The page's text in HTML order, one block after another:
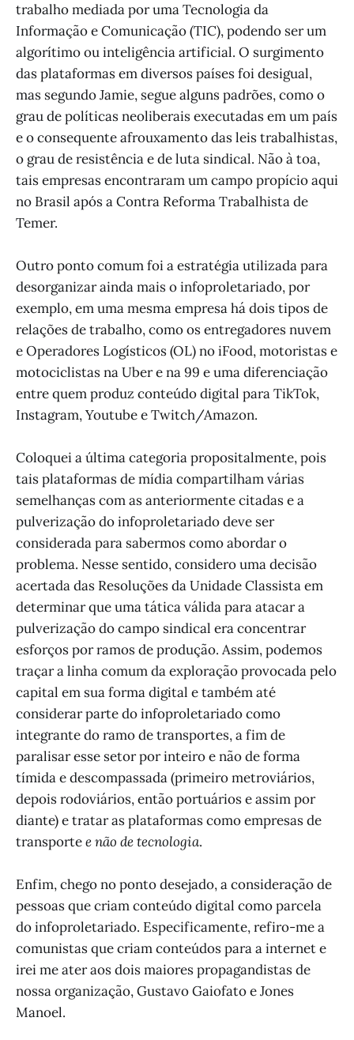
trabalho mediada por uma Tecnologia da
Informação e Comunicação (TIC), podendo ser um
algorítimo ou inteligência artificial. O surgimento
das plataformas em diversos países foi desigual,
mas segundo Jamie, segue alguns padrões, como o
grau de políticas neoliberais executadas em um país
e o consequente afrouxamento das leis trabalhistas,
o grau de resistência e de luta sindical. Não à toa,
tais empresas encontraram um campo propício aqui
no Brasil após a Contra Reforma Trabalhista de
Temer.
Outro ponto comum foi a estratégia utilizada para
desorganizar ainda mais o infoproletariado, por
exemplo, em uma mesma empresa há dois tipos de
relações de trabalho, como os entregadores nuvem
e Operadores Logísticos (OL) no iFood, motoristas e
motociclistas na Uber e na 99 e uma diferenciação
entre quem produz conteúdo digital para TikTok,
Instagram, Youtube e Twitch/Amazon.
Coloquei a última categoria propositalmente, pois
tais plataformas de mídia compartilham várias
semelhanças com as anteriormente citadas e a
pulverização do infoproletariado deve ser
considerada para sabermos como abordar o
problema. Nesse sentido, considero uma decisão
acertada das Resoluções da Unidade Classista em
determinar que uma tática válida para atacar a
pulverização do campo sindical era concentrar
esforços por ramos de produção. Assim, podemos
traçar a linha comum da exploração provocada pelo
capital em sua forma digital e também até
considerar parte do infoproletariado como
integrante do ramo de transportes, a fim de
paralisar esse setor por inteiro e não de forma
tímida e descompassada (primeiro metroviários,
depois rodoviários, então portuários e assim por
diante) e tratar as plataformas como empresas de
transportee não de tecnologia.
Enfim, chego no ponto desejado, a consideração de
pessoas que criam conteúdo digital como parcela
do infoproletariado. Especificamente, refiro-me a
comunistas que criam conteúdos para a internet e
irei me ater aos dois maiores propagandistas de
nossa organização, Gustavo Gaiofato e Jones
Manoel.